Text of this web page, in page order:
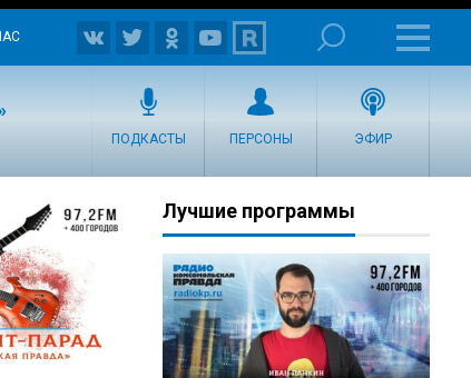
ПОДКАСТЫ ПЕРСОНЫ ЭФИР
Лучшие программы